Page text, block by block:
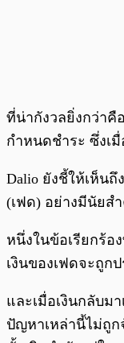
ที่น่ากังวลยิ่งกว่าคื
กำหนดชำระ ซึ่งเ
Dalio ยังชี้ให้เห็น
(เฟด) อย่างมีนัยส
หนึ่งในข้อเรียกร้อ
เงินของเฟดจะถูก
และเมื่อเงินกลับม
ปัญหาเหล่านี้ไม่ถูก